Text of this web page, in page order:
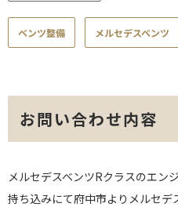
ベンツ整備 メルセデスベンツ
お問い合わせ内容
メルセデスベンツRクラスのエン
持ち込みにて府中市よりメルセデ